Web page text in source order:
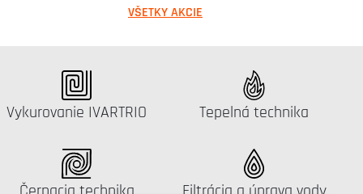
VŠETKY AKCIE
Katalógus:
Vykurovanie IVARTRIO Katalógus:
Tepelná technika
Katalógus:
Čerpacia technika Katalógus:
Filtrácia a úprava vody